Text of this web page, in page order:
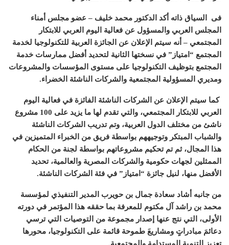
فى السياق ذاته أكد الدكتور محمد خليف – عضو مجلس أمناء
المجلس العربي والمسؤول عن فعالية اليوم العربي للابتكار
المجتمعي – أنه سيتم الإعلان عن الجائزة العربية للتكنولوجيا لخدمة
المجتمع “ امتياز ” في نسختها الثانية لتحديد أفضل ممارسات خدمة
المجتمع بتوظيف التكنولوجيا على مستوى المؤسسات والمشروعات
ومديري المسؤولية المجتمعية والشركات الناشئة الخضراء.
كما سيتم الإعلان عن الشركات الناشئة الفائزة في فعالية اليوم
العربي للابتكار المجتمعي، والتي تقدم لها ما يزيد على 100 مشروع
ناشئ من مختلف الدول العربية، وتم تدريب الشركات الناشئة
والشباب المبتكر وتوجيههم بواسطة فريق من الخبراء المتميزين في
هذا المجال، ثم تم تحكيم مشروعاتهم بواسطة لجنة من الحكام
الممثلين لجهات حكومية والشركات المصرية والعالمية، تحديد
الأفضل منها، لنيل جائزة “ امتياز ” في فئة الشركات الناشئة.
من جانبه أشاد سعادة جمال بن حويرب المدير التنفيذي لمؤسسة
محمد بن راشد آل مكتوم للمعرفة بما حققه هذا المؤتمر في دورته
الأولى، التي نتج عنها إصدار مجموعة من التوصيات التي ترسي
دعائمَ مبادراتٍ ومشاريعَ طموحة قائمة على التكنولوجيا، محورها
تعزيز التنمية المستدامة والمجتمعية.